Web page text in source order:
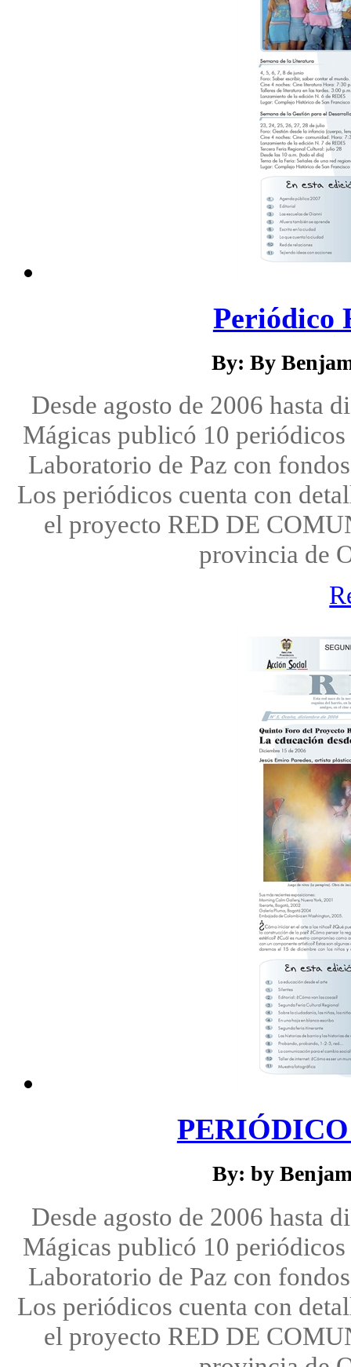
Periódico
By: By
Desde agosto de 2006 hasta
Mágicas publicó 10
Laboratorio de Paz con
Los periódicos cuenta con
el proyecto RED DE
provincia de
By: by
Desde agosto de 2006 hasta
Mágicas publicó 10
Laboratorio de Paz con
Los periódicos cuenta con
el proyecto RED DE